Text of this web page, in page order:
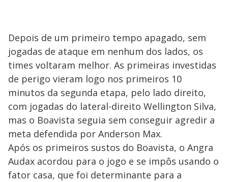
Depois de um primeiro tempo apagado, sem
jogadas de ataque em nenhum dos lados, os
times voltaram melhor. As primeiras investidas
de perigo vieram logo nos primeiros 10
minutos da segunda etapa, pelo lado direito,
com jogadas do lateral-direito Wellington Silva,
mas o Boavista seguia sem conseguir agredir a
meta defendida por Anderson Max.
Após os primeiros sustos do Boavista, o Angra
Audax acordou para o jogo e se impôs usando o
fator casa, que foi determinante para a